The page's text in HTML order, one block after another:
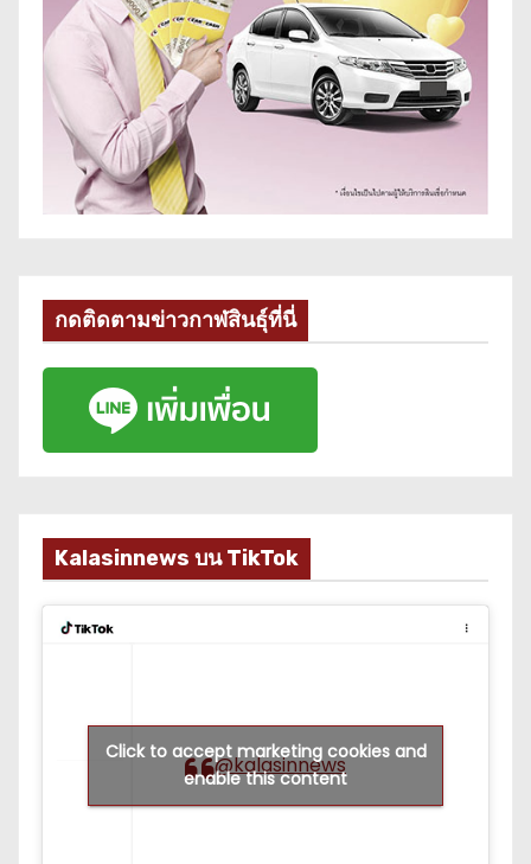
กดติดตามข่าวกาฬสินธุ์ที่นี่
Kalasinnews บน TikTok
@kalasinnews
Click to accept marketing cookies and
enable this content